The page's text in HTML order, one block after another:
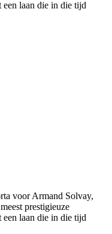
laan die in die tijd
voor Armand Solvay,
prestigieuze
laan die in die tijd